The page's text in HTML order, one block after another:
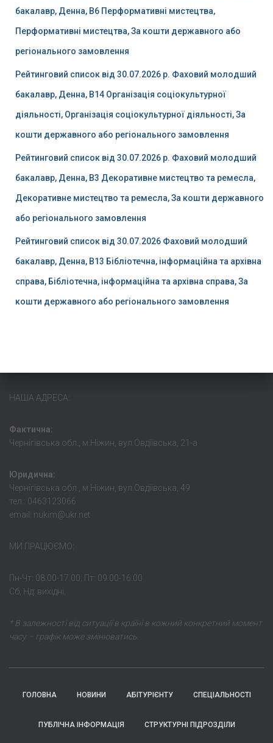
бакалавр, Денна, B6 Перформативні мистецтва,
Перформативні мистецтва, За кошти державного або
регіонального замовлення
Рейтинговий список від 30.07.2026 р. Фаховий молодший
бакалавр, Денна, B14 Організація соціокультурної
діяльності, Організація соціокультурної діяльності, За
кошти державного або регіонального замовлення
Рейтинговий список від 30.07.2026 р. Фаховий молодший
бакалавр, Денна, B3 Декоративне мистецтво та ремесла,
Декоративне мистецтво та ремесла, За кошти державного
або регіонального замовлення
Рейтинговий список від 30.07.2026 Фаховий молодший
бакалавр, Денна, B13 Бібліотечна, інформаційна та архівна
справа, Бібліотечна, інформаційна та архівна справа, За
кошти державного або регіонального замовлення
НАША АДРЕСА:
Фактична:
Чернігівська обл., м.Ніжин, вул.Овдіївська, 21-а
Юридична:
Чернігівська обл., м.Ніжин, вул.Овдіівська, 49
тел.: 0463123066
email: nukim@ukr.net
МИ ПРАЦЮЄМО:
Пн-Чт: 08.00-17.00; Пт: 09.00-16.00
Сб, Нд: вихідні.
* В залежності від ситуації в країні в кожний конкретний момент
часу – графік може змінюватись.
ГОЛОВНА НОВИНИ АБІТУРІЄНТУ СПЕЦІАЛЬНОСТІ
ПУБЛІЧНА ІНФОРМАЦІЯ СТРУКТУРНІ ПІДРОЗДІЛИ